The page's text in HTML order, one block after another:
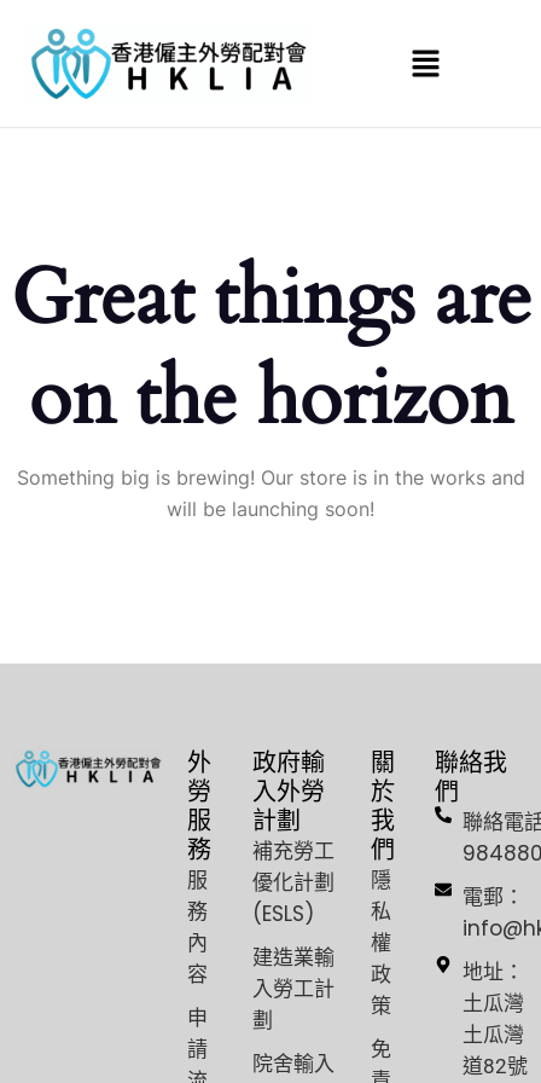
Great things are
on the horizon
Something big is brewing! Our store is in the works and
will be launching soon!
外
勞
服
務
服
務
內
容
申
請
政府輸
入外勞
計劃
補充勞工
優化計劃
(ESLS)
建造業輸
入勞工計
劃
院舍輸入
關
於
我
們
隱
私
權
政
策
免
聯絡我
們
聯絡電
電郵：
地址：
土瓜灣
土瓜灣
道82號